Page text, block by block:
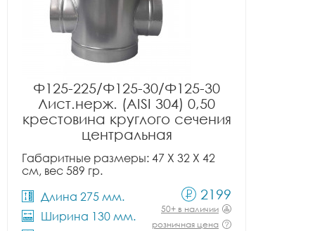
Ф125-225/Ф125-30/Ф125-30
Лист.нерж. (AISI 304) 0,50
крестовина круглого сечения
центральная
Габаритные размеры: 47 X 32 X 42
см, вес 589 гр.
Длина 275 мм.
Ширина 130 мм.
2199
50+ в наличии
розничная цена